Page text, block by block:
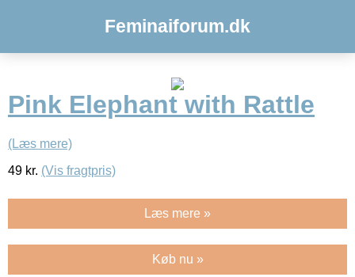
Feminaiforum.dk
Pink Elephant with Rattle
(Læs mere)
49 kr. (Vis fragtpris)
Læs mere »
Køb nu »